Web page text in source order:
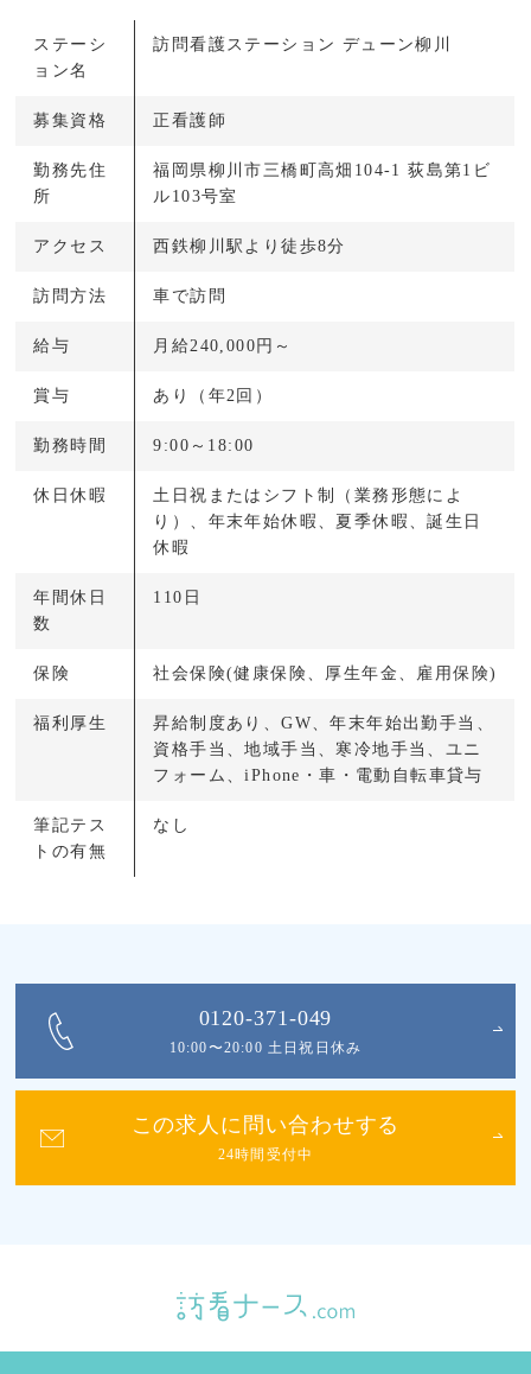
ステーシ
ョン名
訪問看護ステーション デューン柳川
募集資格 正看護師
勤務先住
所
福岡県柳川市三橋町高畑104-1 荻島第1ビ
ル103号室
アクセス 西鉄柳川駅より徒歩8分
訪問方法 車で訪問
給与 月給240,000円～
賞与 あり（年2回）
勤務時間 9:00～18:00
休日休暇
土日祝またはシフト制（業務形態によ
り）、年末年始休暇、夏季休暇、誕生日
休暇
年間休日
数
110日
保険 社会保険(健康保険、厚生年金、雇用保険)
福利厚生
昇給制度あり、GW、年末年始出勤手当、
資格手当、地域手当、寒冷地手当、ユニ
フォーム、iPhone・車・電動自転車貸与
筆記テス
トの有無
なし
0120-371-049
10:00〜20:00 土日祝日休み
この求人に問い合わせする
24時間受付中